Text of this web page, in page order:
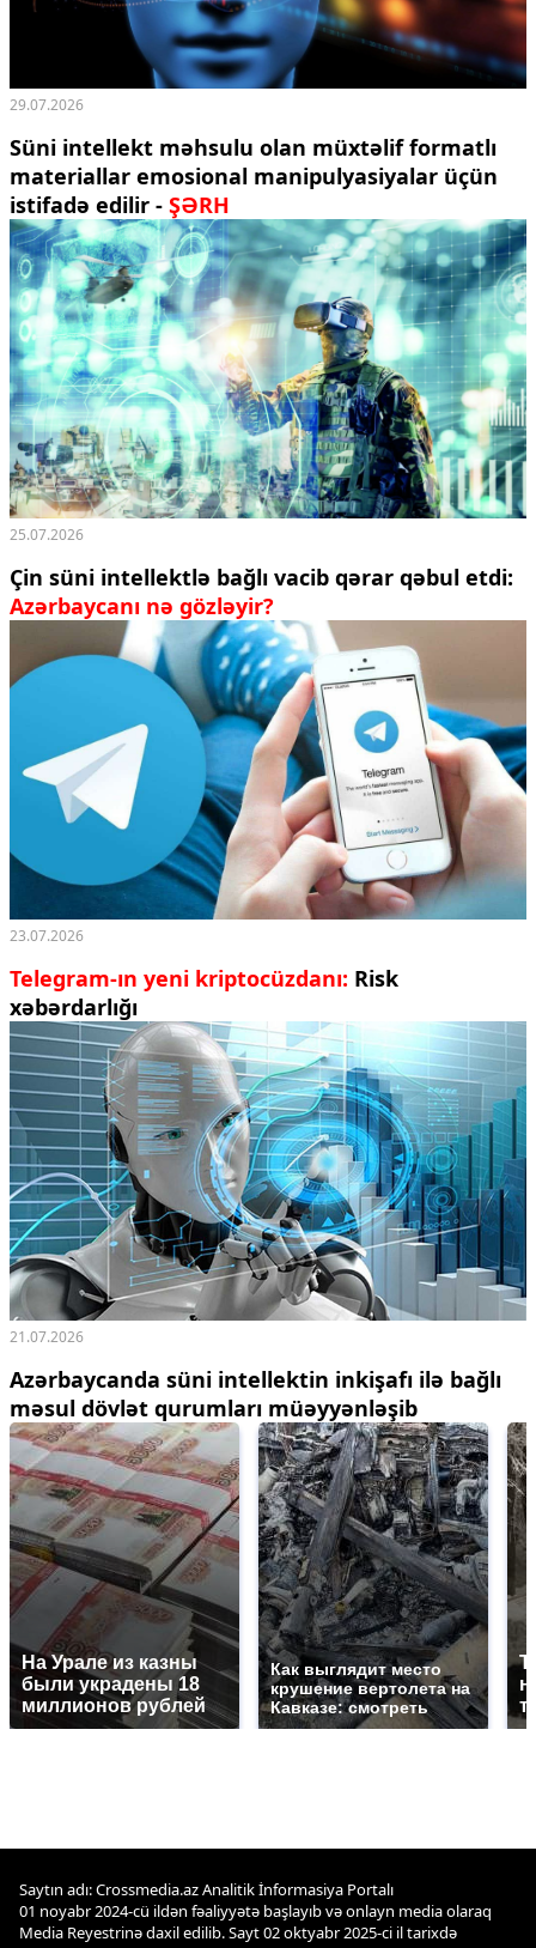
29.07.2026
Süni intellekt məhsulu olan müxtəlif formatlı
materiallar emosional manipulyasiyalar üçün
istifadə edilir - ŞƏRH
25.07.2026
Çin süni intellektlə bağlı vacib qərar qəbul etdi:
Azərbaycanı nə gözləyir?
23.07.2026
Telegram-ın yeni kriptocüzdanı: Risk
xəbərdarlığı
21.07.2026
Azərbaycanda süni intellektin inkişafı ilə bağlı
məsul dövlət qurumları müəyyənləşib
На Урале из казны
были украдены 18
миллионов рублей
Как выглядит место
крушение вертолета на
Кавказе: смотреть
Saytın adı: Crossmedia.az Analitik İnformasiya Portalı
01 noyabr 2024-cü ildən fəaliyyətə başlayıb və onlayn media olaraq
Media Reyestrinə daxil edilib. Sayt 02 oktyabr 2025-ci il tarixdə